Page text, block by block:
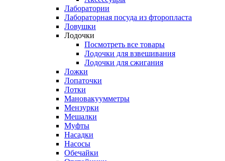
Лаборатории
Лабораторная посуда из фторопласта
Ловушки
Лодочки
Посмотреть все товары
Лодочки для взвешивания
Лодочки для сжигания
Ложки
Лопаточки
Лотки
Мановакуумметры
Мензурки
Мешалки
Муфты
Насадки
Насосы
Обечайки